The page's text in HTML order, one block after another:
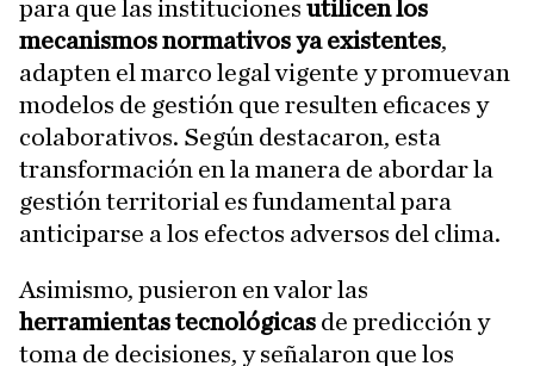
para que las instituciones utilicen los
mecanismos normativos ya existentes,
adapten el marco legal vigente y promuevan
modelos de gestión que resulten eficaces y
colaborativos. Según destacaron, esta
transformación en la manera de abordar la
gestión territorial es fundamental para
anticiparse a los efectos adversos del clima.
Asimismo, pusieron en valor las
herramientas tecnológicas de predicción y
toma de decisiones, y señalaron que los